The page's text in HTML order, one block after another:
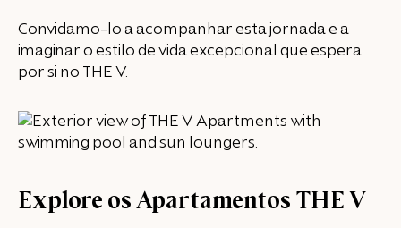
Convidamo-lo a acompanhar esta jornada e a
imaginar o estilo de vida excepcional que espera
por si no THE V.
Explore os Apartamentos THE V